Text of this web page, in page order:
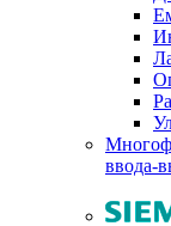
ввода-